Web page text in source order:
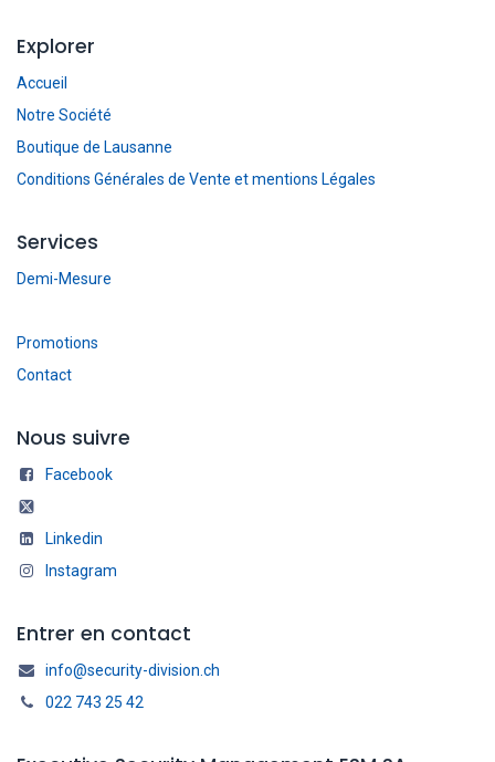
Explorer
Accueil
Notre Société
Boutique de Lausanne
Conditions Générales de Vente et mentions Légales
Services
Demi-Mesure
Promotions
Contact
Nous suivre
Facebook
Linkedin
Instagram
Entrer en contact
info@security-division.ch
022 743 25 42